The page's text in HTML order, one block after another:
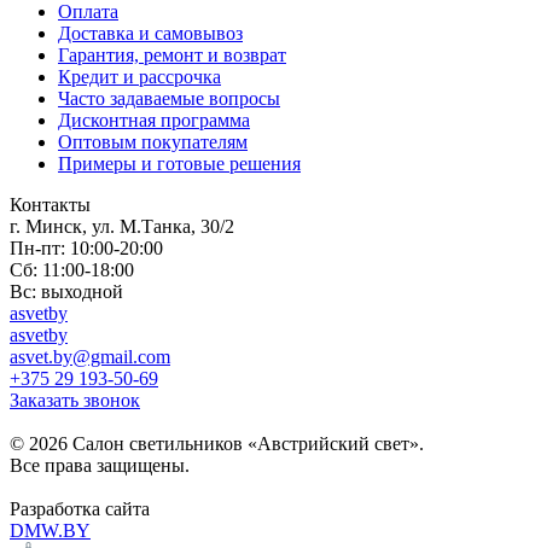
Оплата
Доставка и самовывоз
Гарантия, ремонт и возврат
Кредит и рассрочка
Часто задаваемые вопросы
Дисконтная программа
Оптовым покупателям
Примеры и готовые решения
Контакты
г. Минск, ул. М.Танка, 30/2
Пн-пт: 10:00-20:00
Сб: 11:00-18:00
Вс: выходной
asvetby
asvetby
asvet.by@gmail.com
+375 29 193-50-69
Заказать звонок
© 2026 Салон светильников «Австрийский свет».
Все права защищены.
Разработка сайта
DMW.BY